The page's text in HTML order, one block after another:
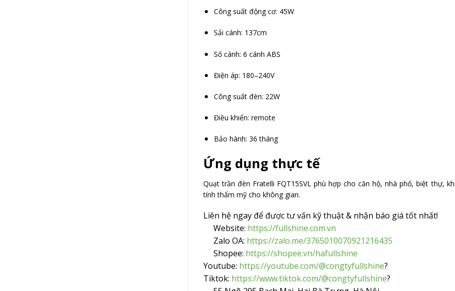
Công suất động cơ: 45W
Sải cánh: 137cm
Số cánh: 6 cánh ABS
Điện áp: 180–240V
Công suất đèn: 22W
Điều khiển: remote
Bảo hành: 36 tháng
Ứng dụng thực tế
Quạt trần đèn Fratelli FQT15SVL phù hợp cho căn hộ, nhà phố, biệt thự,
tính thẩm mỹ cho không gian.
Liên hệ ngay để được tư vấn kỹ thuật & nhận báo giá tốt nhất!
Website: https://fullshine.com.vn
Zalo OA: https://zalo.me/3765010070921216435
Shopee: https://shopee.vn/hafullshine
Youtube: https://youtube.com/@congtyfullshine?
Tiktok: https://www.tiktok.com/@congtyfullshine?